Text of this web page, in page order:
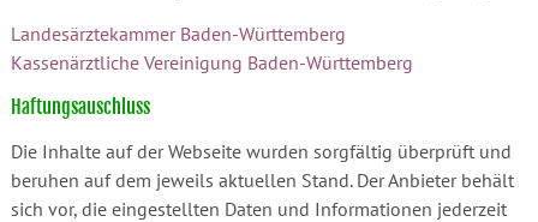
Landesärztekammer Baden-Württemberg
Kassenärztliche Vereinigung Baden-Württemberg
Haftungsauschluss
Die Inhalte auf der Webseite wurden sorgfältig überprüft und
beruhen auf dem jeweils aktuellen Stand. Der Anbieter behält
sich vor, die eingestellten Daten und Informationen jederzeit